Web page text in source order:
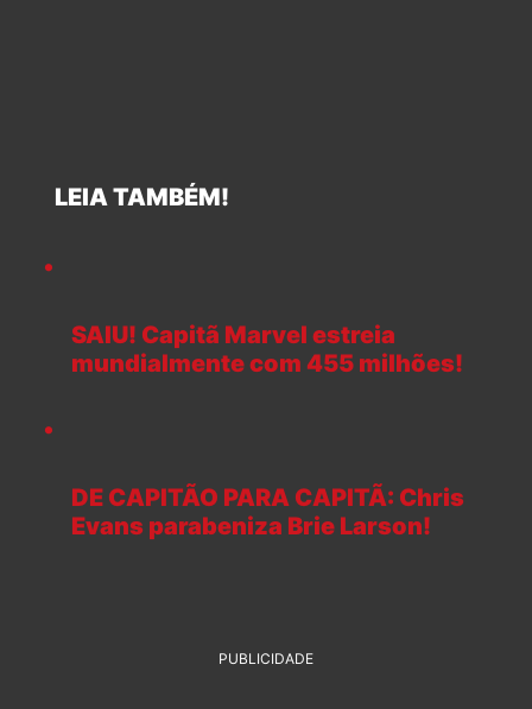
LEIA TAMBÉM!
SAIU! Capitã Marvel estreia
mundialmente com 455 milhões!
DE CAPITÃO PARA CAPITÃ: Chris
Evans parabeniza Brie Larson!
PUBLICIDADE